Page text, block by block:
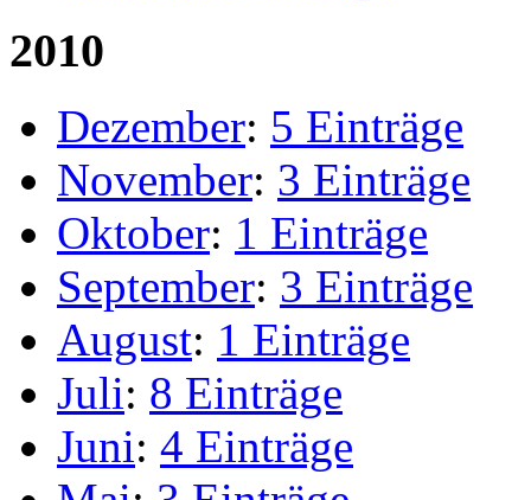
2010
Dezember: 5 Einträge
November: 3 Einträge
Oktober: 1 Einträge
September: 3 Einträge
August: 1 Einträge
Juli: 8 Einträge
Juni: 4 Einträge